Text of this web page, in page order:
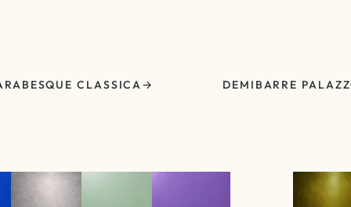
CLASSICA DEMIBARRE